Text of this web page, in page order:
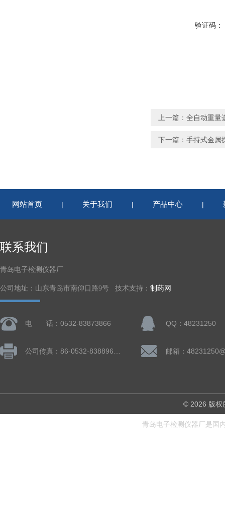
验证码：
上一篇： 全自动重量
下一篇： 手持式金属
网站首页 | 关于我们 | 产品中心 |
联系我们
青岛电子检测仪器厂
公司地址：山东青岛市南仰口路9号 技术支持： 制药网
电 话：0532-83873866 QQ：48231250
邮箱：
© 2026 版
青岛电子检测仪器厂是国